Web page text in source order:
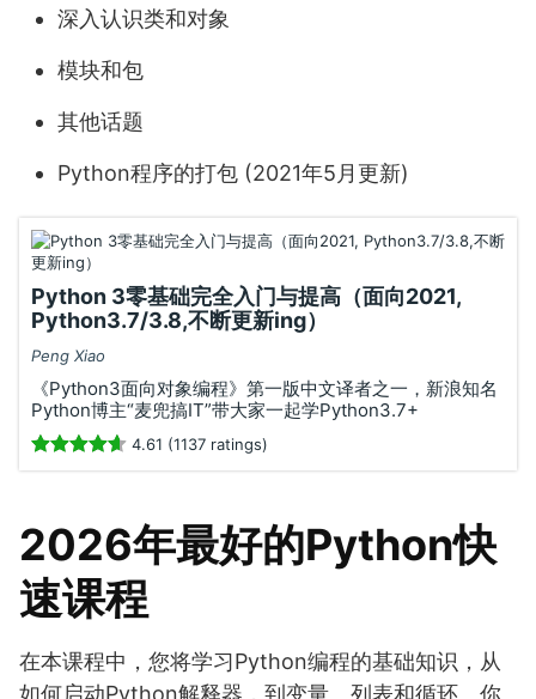
深入认识类和对象
模块和包
其他话题
Python程序的打包 (2021年5月更新)
Python 3零基础完全入门与提高（面向2021,
Python3.7/3.8,不断更新ing）
Peng Xiao
《Python3面向对象编程》第一版中文译者之一，新浪知名
Python博主“麦兜搞IT”带大家一起学Python3.7+
4.61 (1137 ratings)
2026年最好的Python快
速课程
在本课程中，您将学习Python编程的基础知识，从
如何启动Python解释器，到变量、列表和循环。你